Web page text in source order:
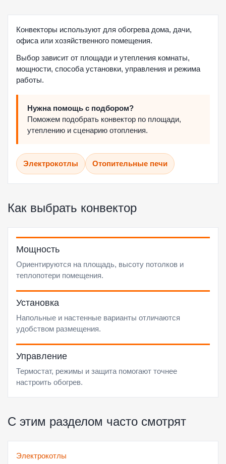
Конвекторы используют для обогрева дома, дачи,
офиса или хозяйственного помещения.
Выбор зависит от площади и утепления комнаты,
мощности, способа установки, управления и режима
работы.
Нужна помощь с подбором?
Поможем подобрать конвектор по площади,
утеплению и сценарию отопления.
Электрокотлы Отопительные печи
Как выбрать конвектор
Мощность
Ориентируются на площадь, высоту потолков и
теплопотери помещения.
Установка
Напольные и настенные варианты отличаются
удобством размещения.
Управление
Термостат, режимы и защита помогают точнее
настроить обогрев.
С этим разделом часто смотрят
Электрокотлы